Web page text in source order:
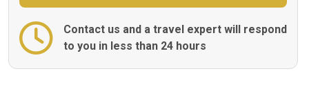
Contact us and a travel expert will respond
to you in less than 24 hours